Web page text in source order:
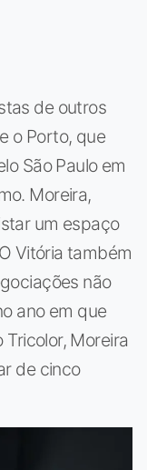
de outros
o Porto, que
São Paulo em
Moreira,
um espaço
Vitória também
não
ano em que
Moreira
de cinco